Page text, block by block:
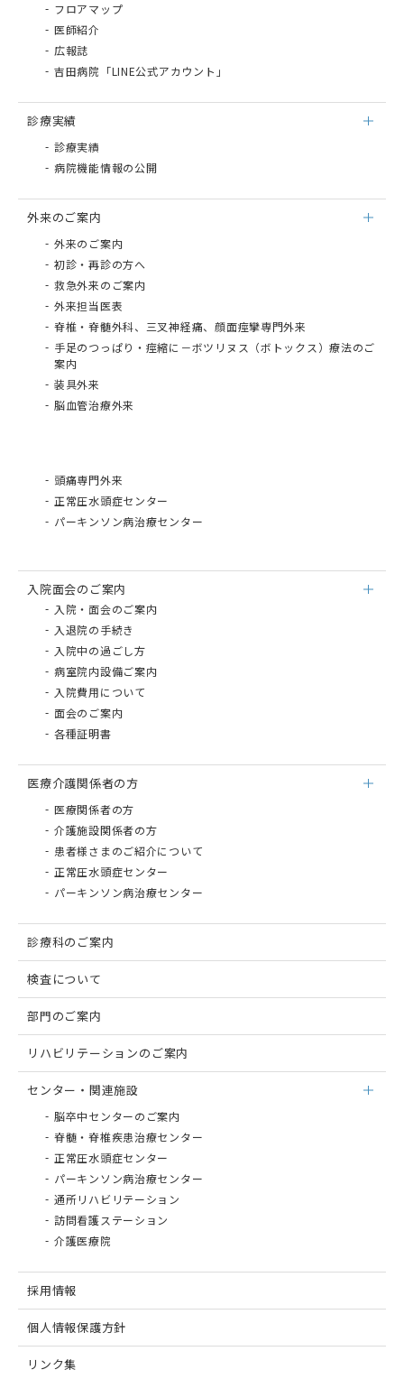
フロアマップ
医師紹介
広報誌
吉田病院「LINE公式アカウント」
診療実績
診療実績
病院機能情報の公開
外来のご案内
外来のご案内
初診・再診の方へ
救急外来のご案内
外来担当医表
脊椎・脊髄外科、三叉神経痛、顔面痙攣専門外来
手足のつっぱり・痙縮に－ボツリヌス（ボトックス）療法のご
案内
装具外来
脳血管治療外来
頭痛専門外来
正常圧⽔頭症センター
パーキンソン病治療センター
入院面会のご案内
⼊院・⾯会のご案内
入退院の手続き
入院中の過ごし方
病室院内設備ご案内
入院費用について
面会のご案内
各種証明書
医療介護関係者の方
医療関係者の方
介護施設関係者の方
患者様さまのご紹介について
正常圧⽔頭症センター
パーキンソン病治療センター
診療科のご案内
検査について
部門のご案内
リハビリテーションのご案内
センター・関連施設
脳卒中センターのご案内
脊髄・脊椎疾患治療センター
正常圧⽔頭症センター
パーキンソン病治療センター
通所リハビリテーション
訪問看護ステーション
介護医療院
採用情報
個人情報保護方針
リンク集